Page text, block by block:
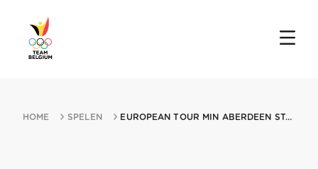
HOME SPELEN EUROPEAN TOUR MIN ABERDEEN STANDARD INVESTMENTS SCOTTISH OPEN 04102020 NOR...